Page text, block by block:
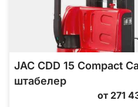
JAC CDD 15 Compact
штабелер
от 271